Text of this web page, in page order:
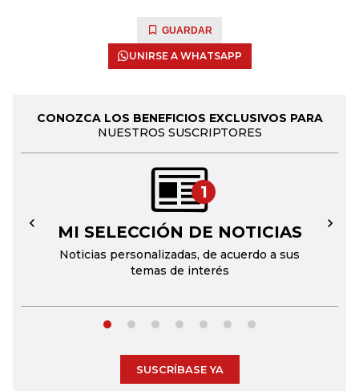
GUARDAR
UNIRSE A WHATSAPP
CONOZCA LOS BENEFICIOS EXCLUSIVOS PARA
NUESTROS SUSCRIPTORES
1
MI SELECCIÓN DE NOTICIAS
Noticias personalizadas, de acuerdo a sus
temas de interés
← →
SUSCRÍBASE YA